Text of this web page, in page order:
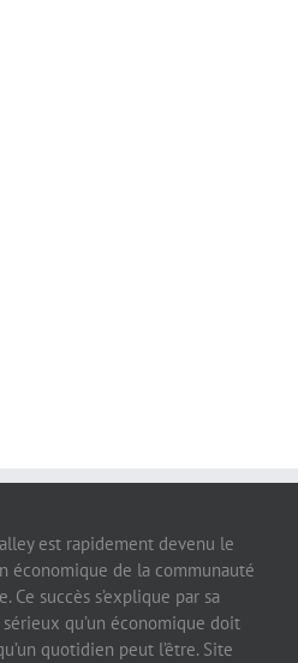
est rapidement devenu le
économique de la communauté
Ce succès s’explique par sa
qu’un économique doit
quotidien peut l’être. Site